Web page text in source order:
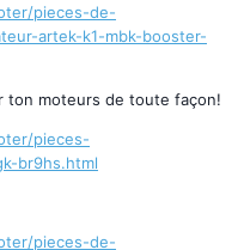
pieces-de-
artek-k1-mbk-booster-
ton moteurs de toute façon!
pieces-
br9hs.html
pieces-de-